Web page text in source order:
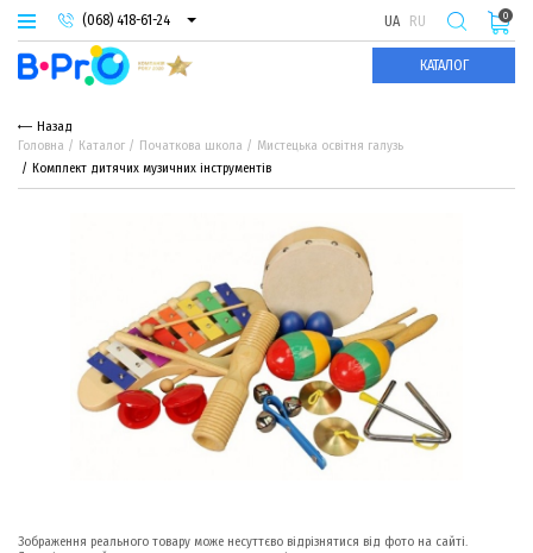
(068) 418-61-24
(093) 974-66-94
(095) 987-29-55
UA RU
КАТАЛОГ
0
Назад
Головна
Каталог Початкова школа
Мистецька освітня галузь
Комплект дитячих музичних інструментів
Зображення реального товару може несуттєво відрізнятися від фото на сайті.